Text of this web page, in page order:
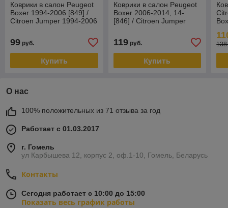
Коврики в салон Peugeot
Boxer 1994-2006 [849] /
Citroen Jumper 1994-2006
(По
99 руб.
Купить
Коврики в салон Peugeot
Boxer 2006-2014, 14-
[846] / Citroen Jumper
Ducato 200
119руб.
Купить
138
О нас
100% положительных из 71 отзыва за год
Работает с 01.03.2017
г. Гомель
ул Карбышева 12, корпус 2, оф.1-10, Гомель, Беларусь
Контакты
Сегодня работает с 10:00 до 15:00
Показать весь график работы